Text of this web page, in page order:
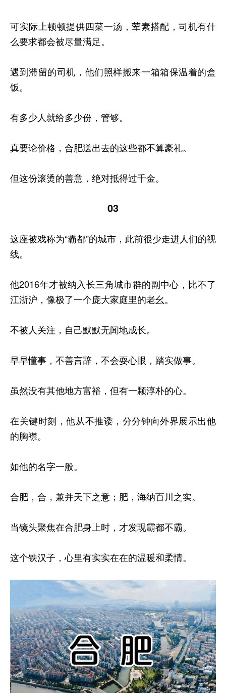
可实际上顿顿提供四菜一汤，荤素搭配，司机有什
么要求都会被尽量满足。
遇到滞留的司机，他们照样搬来一箱箱保温着的盒
饭。
有多少人就给多少份，管够。
真要论价格，合肥送出去的这些都不算豪礼。
但这份滚烫的善意，绝对抵得过千金。
03
这座被戏称为“霸都”的城市，此前很少走进人们的视
线。
他2016年才被纳入长三角城市群的副中心，比不了
江浙沪，像极了一个庞大家庭里的老幺。
不被人关注，自己默默无闻地成长。
早早懂事，不善言辞，不会耍心眼，踏实做事。
虽然没有其他地方富裕，但有一颗淳朴的心。
在关键时刻，他从不推诿，分分钟向外界展示出他
的胸襟。
如他的名字一般。
合肥，合，兼并天下之意；肥，海纳百川之实。
当镜头聚焦在合肥身上时，才发现霸都不霸。
这个铁汉子，心里有实实在在的温暖和柔情。